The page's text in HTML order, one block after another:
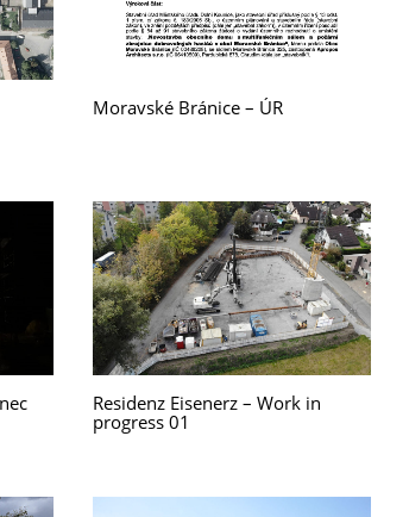
Moravské Bránice – ÚR
Residenz Eisenerz – Work in
progress 01